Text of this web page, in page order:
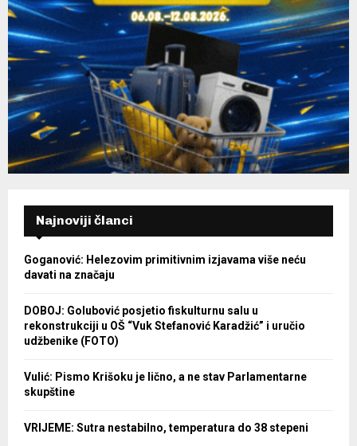
Najnoviji članci
Goganović: Helezovim primitivnim izjavama više neću
davati na značaju
DOBOJ: Golubović posjetio fiskulturnu salu u
rekonstrukciji u OŠ “Vuk Stefanović Karadžić” i uručio
udžbenike (FOTO)
Vulić: Pismo Krišoku je lično, a ne stav Parlamentarne
skupštine
VRIJEME: Sutra nestabilno, temperatura do 38 stepeni